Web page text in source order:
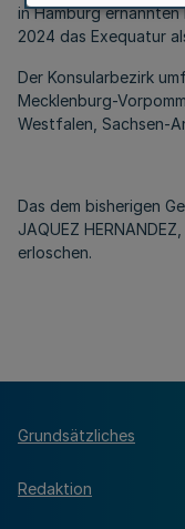
in Hamburg ernannten
2024 das Exequatur
Der Konsularbezirk
Mecklenburg-
Westfalen, Sachsen-
Das dem bisherigen
JAQUEZ
erloschen.
Grundsätzliches
Redaktion